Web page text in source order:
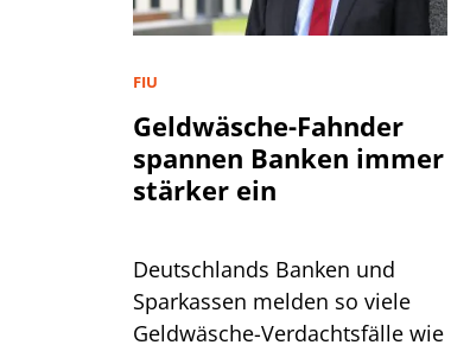
FIU
Geldwäsche-Fahnder
spannen Banken immer
stärker ein
Deutschlands Banken und
Sparkassen melden so viele
Geldwäsche-Verdachtsfälle wie